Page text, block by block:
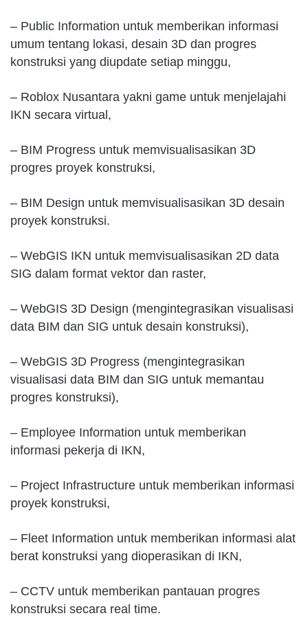
– Public Information untuk memberikan informasi
umum tentang lokasi, desain 3D dan progres
konstruksi yang diupdate setiap minggu,
– Roblox Nusantara yakni game untuk menjelajahi
IKN secara virtual,
– BIM Progress untuk memvisualisasikan 3D
progres proyek konstruksi,
– BIM Design untuk memvisualisasikan 3D desain
proyek konstruksi.
– WebGIS IKN untuk memvisualisasikan 2D data
SIG dalam format vektor dan raster,
– WebGIS 3D Design (mengintegrasikan visualisasi
data BIM dan SIG untuk desain konstruksi),
– WebGIS 3D Progress (mengintegrasikan
visualisasi data BIM dan SIG untuk memantau
progres konstruksi),
– Employee Information untuk memberikan
informasi pekerja di IKN,
– Project Infrastructure untuk memberikan informasi
proyek konstruksi,
– Fleet Information untuk memberikan informasi alat
berat konstruksi yang dioperasikan di IKN,
– CCTV untuk memberikan pantauan progres
konstruksi secara real time.